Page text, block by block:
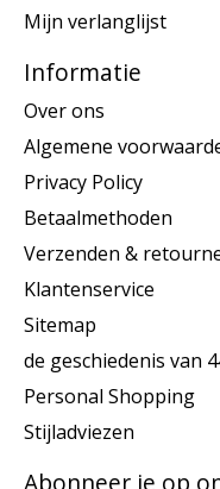
Mijn verlanglijst
Informatie
Over ons
Algemene
Privacy Policy
Betaalmethoden
Verzenden &
Klantenservice
Sitemap
de geschiedenis van
Personal Shopping
Stijladviezen
Abonneer je op